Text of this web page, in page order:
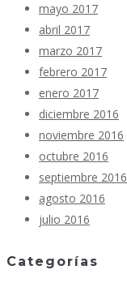
mayo 2017
abril 2017
marzo 2017
febrero 2017
enero 2017
diciembre 2016
noviembre 2016
octubre 2016
septiembre 2016
agosto 2016
julio 2016
Categorías